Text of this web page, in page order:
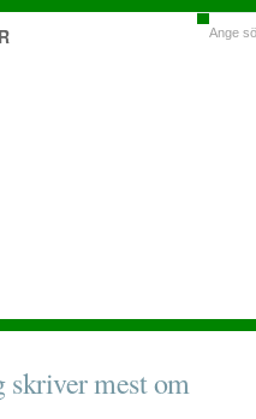
skriver mest om